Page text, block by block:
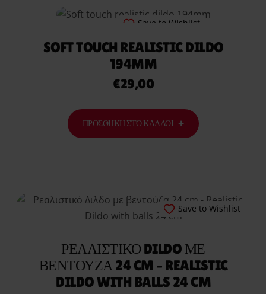
Save to Wishlist
SOFT TOUCH REALISTIC DILDO
194MM
€29,00
ΠΡΟΣΘΉΚΗ ΣΤΟ ΚΑΛΆΘΙ
Save to Wishlist
ΡΕΑΛΙΣΤΙΚΌ DILDO ΜΕ
ΒΕΝΤΟΎΖΑ 24 CM – REALISTIC
DILDO WITH BALLS 24 CM